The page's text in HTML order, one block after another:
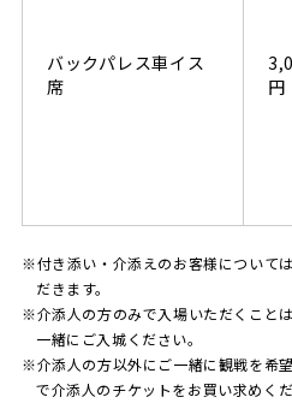
バックパレス車イス
席
円
付き添い・介添えのお客様について
だきます。
介添人の方のみで入場いただくこと
一緒にご入城ください。
介添人の方以外にご一緒に観戦を希
で介添人のチケットをお買い求めくだ